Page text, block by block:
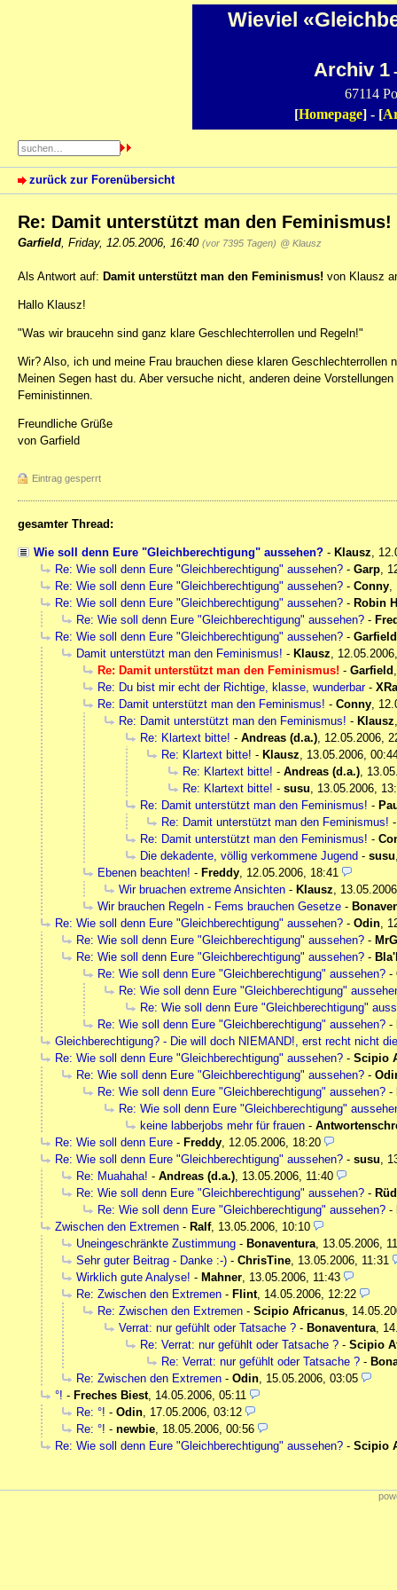
Wieviel
Archiv 1
67114
[Homepage] - [
zurück zur Forenübersicht
Re: Damit unterstützt man den Feminismus!
Garfield Friday, 12.05.2006, 16:40 (vor 7395 Tagen) @ Klausz
Als Antwort auf: Damit unterstützt man den Feminismus! von Klausz
Hallo Klausz!
"Was wir braucehn sind ganz klare Geschlechterrollen und Regeln!"
Wir? Also, ich und meine Frau brauchen diese klaren
Meinen Segen hast du. Aber versuche nicht, anderen deine
Feministinnen.
Freundliche Grüße
von Garfield
Eintrag gesperrt
gesamter Thread:
Wie soll denn Eure "Gleichberechtigung" aussehen? - Klausz,
Re: Wie soll denn Eure "Gleichberechtigung" aussehen? - Garp,
Re: Wie soll denn Eure "Gleichberechtigung" aussehen? - Conny,
Re: Wie soll denn Eure "Gleichberechtigung" aussehen? - Robin
Re: Wie soll denn Eure "Gleichberechtigung" aussehen? -
Re: Wie soll denn Eure "Gleichberechtigung" aussehen? - Garfield
Damit unterstützt man den Feminismus! - Klausz,
Re: Damit unterstützt man den Feminismus! - Garfield
Re: Du bist mir echt der Richtige, klasse, wunderbar-
Re: Damit unterstützt man den Feminismus! - Conny,
Re: Damit unterstützt man den Feminismus! - Klausz
Re: Klartext bitte! - Andreas (d.a.), 12.05.2006,
Re: Klartext bitte! - Klausz, 13.05.2006,
Re: Klartext bitte! - Andreas (d.a.),
Re: Klartext bitte! - susu, 13.05.2006,
Re: Damit unterstützt man den Feminismus! -
Re: Damit unterstützt man den Feminismus!
Re: Damit unterstützt man den Feminismus! -
Die dekadente, völlig verkommene Jugend - susu
Ebenen beachten! - Freddy, 12.05.2006, 18:41
Wir bruachen extreme Ansichten - Klausz,
Wir brauchen Regeln - Fems brauchen Gesetze -
Re: Wie soll denn Eure "Gleichberechtigung" aussehen? - Odin,
Re: Wie soll denn Eure "Gleichberechtigung" aussehen? -
Re: Wie soll denn Eure "Gleichberechtigung" aussehen? -
Re: Wie soll denn Eure "Gleichberechtigung" aussehen? -
Re: Wie soll denn Eure "Gleichberechtigung"
Re: Wie soll denn Eure "Gleichberechtigung"
Re: Wie soll denn Eure "Gleichberechtigung" aussehen? -
Gleichberechtigung? - Die will doch NIEMAND!, erst recht nicht
Re: Wie soll denn Eure "Gleichberechtigung" aussehen? - Scipio
Re: Wie soll denn Eure "Gleichberechtigung" aussehen? -
Re: Wie soll denn Eure "Gleichberechtigung" aussehen? -
Re: Wie soll denn Eure "Gleichberechtigung"
keine labberjobs mehr für frauen -
Re: Wie soll denn Eure - Freddy, 12.05.2006, 18:20
Re: Wie soll denn Eure "Gleichberechtigung" aussehen? - susu,
Re: Muahaha! - Andreas (d.a.), 13.05.2006, 11:40
Re: Wie soll denn Eure "Gleichberechtigung" aussehen? -
Re: Wie soll denn Eure "Gleichberechtigung" aussehen? -
Zwischen den Extremen - Ralf, 13.05.2006, 10:10
Uneingeschränkte Zustimmung - Bonaventura, 13.05.2006,
Sehr guter Beitrag - Danke :-) - ChrisTine, 13.05.2006, 11:31
Wirklich gute Analyse! - Mahner, 13.05.2006, 11:43
Re: Zwischen den Extremen - Flint, 14.05.2006, 12:22
Re: Zwischen den Extremen - Scipio Africanus,
Verrat: nur gefühlt oder Tatsache ? - Bonaventura,
Re: Verrat: nur gefühlt oder Tatsache ? - Scipio
Re: Verrat: nur gefühlt oder Tatsache ? -
Re: Zwischen den Extremen - Odin, 15.05.2006, 03:05
°! - Freches Biest, 14.05.2006, 05:11
Re: °! - Odin, 17.05.2006, 03:12
Re: °! - newbie, 18.05.2006, 00:56
Re: Wie soll denn Eure "Gleichberechtigung" aussehen? - Scipio